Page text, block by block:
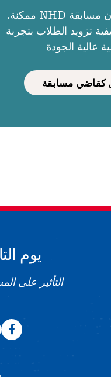
الحكام يجعلون مسابقة NHD ممكنة.
تزويد الطلاب بتجربة
عالية الجودة
مسابقة
يوم
التأثير على